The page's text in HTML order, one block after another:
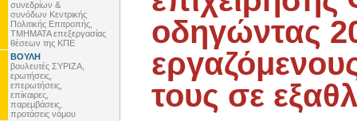
συνεδρίων &
συνόδων Κεντρικής
Πολιτικής Επιτροπής,
ΤΜΗΜΑΤΑ επεξεργασίας
θέσεων της ΚΠΕ
ΒΟΥΛΗ
βουλευτές ΣΥΡΙΖΑ,
ερωτήσεις,
επερωτήσεις,
επίκαιρες,
παρεμβάσεις,
προτάσεις νόμου
οδηγώντας
εργαζόμενους
τους σε